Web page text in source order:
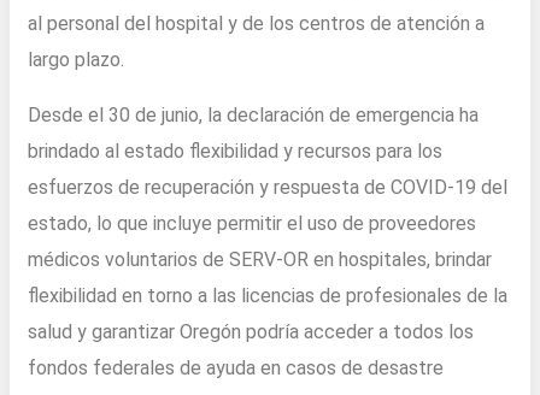
al personal del hospital y de los centros de atención a
largo plazo.
Desde el 30 de junio, la declaración de emergencia ha
brindado al estado flexibilidad y recursos para los
esfuerzos de recuperación y respuesta de COVID-19 del
estado, lo que incluye permitir el uso de proveedores
médicos voluntarios de SERV-OR en hospitales, brindar
flexibilidad en torno a las licencias de profesionales de la
salud y garantizar Oregón podría acceder a todos los
fondos federales de ayuda en casos de desastre